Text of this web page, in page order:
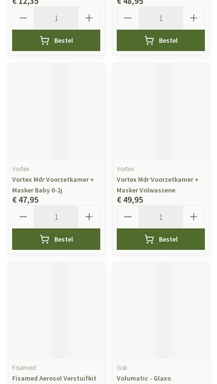
Bestel Bestel
Vortex
Vortex Mdr Voorzetkamer +
Masker Baby 0-2j
€ 47,95
Bestel
Vortex
Vortex Mdr Voorzetkamer +
Masker Volwassene
€ 49,95
Bestel
Fisamed
Fisamed Aerosol Verstuifkit
Gsk
Volumatic - Glaxo